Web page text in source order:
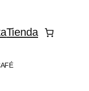
Tienda